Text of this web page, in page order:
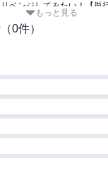
ベンジしてみたい！【単
もっと見る
（0件）